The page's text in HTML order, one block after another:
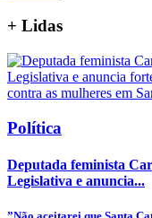
+ Lidas
Política
Deputada feminista
Legislativa e anuncia...